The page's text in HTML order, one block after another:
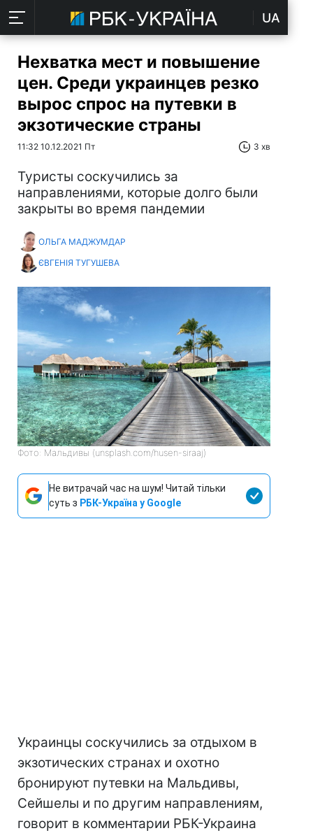
UA
Нехватка мест и повышение
цен. Среди украинцев резко
вырос спрос на путевки в
экзотические страны
11:32 10.12.2021 Пт 3 хв
Туристы соскучились за
направлениями, которые долго были
закрыты во время пандемии
ОЛЬГА МАДЖУМДАР
ЄВГЕНІЯ ТУГУШЕВА
Фото: Мальдивы (unsplash.com/husen-siraaj)
Не витрачай час на шум! Читай тільки
суть з РБК-Україна у Google
Украинцы соскучились за отдыхом в
экзотических странах и охотно
бронируют путевки на Мальдивы,
Сейшелы и по другим направлениям,
говорит в комментарии РБК-Украина